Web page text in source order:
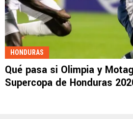
HONDURAS
Qué pasa si Olimpia y
Supercopa de Honduras